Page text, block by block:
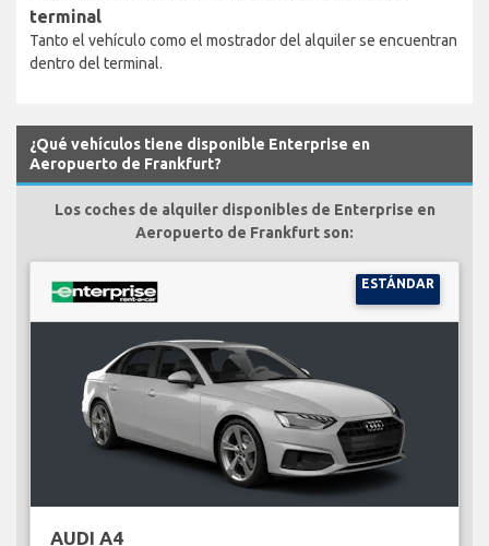
terminal
Tanto el vehículo como el mostrador del alquiler se encuentran
dentro del terminal.
¿Qué vehículos tiene disponible Enterprise en
Aeropuerto de Frankfurt?
Los coches de alquiler disponibles de Enterprise en
Aeropuerto de Frankfurt son:
ESTÁNDAR
AUDI A4